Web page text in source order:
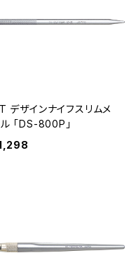
デザインナイフスリムメ
「DS-800P」